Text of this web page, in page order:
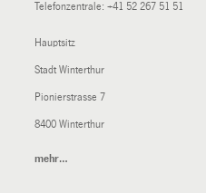
Telefonzentrale: +41 52 267 51 51
Hauptsitz
Stadt Winterthur
Pionierstrasse 7
8400 Winterthur
mehr…